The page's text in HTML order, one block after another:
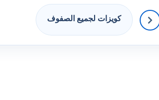
كويزات لجميع الصفوف